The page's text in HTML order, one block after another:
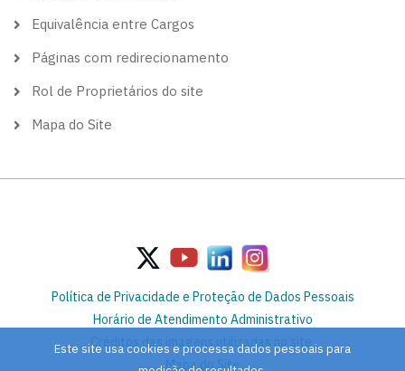
Equivalência entre Cargos
Páginas com redirecionamento
Rol de Proprietários do site
Mapa do Site
Política de Privacidade e Proteção de Dados Pessoais
Horário de Atendimento Administrativo
Créditos das imagens utilizadas no site
Mapa do Site
Este site usa cookies e processa dados pessoais para